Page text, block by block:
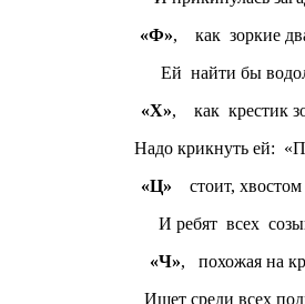
«Ф», как зоркие
Ей найти бы
«Х», как крестик
Надо крикнуть ей:
«Ц» стоит, хвостом
И ребят всех
«Ч», похожая на
Ищет среди всех